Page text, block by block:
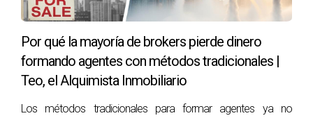
cual multiplica los resultados exteriores.
¿Cómo se integra eXp Realty con este modelo?
eXp aporta la plataforma global, escalable y tecnológica;
los Alquimistas aportan la filosofía y el acompañamiento
humano. Juntos, forman una sinergia única.
Por qué la mayoría de brokers pierde dinero
formando agentes con métodos tradicionales |
Teo, el Alquimista Inmobiliario
Los métodos tradicionales para formar agentes ya no